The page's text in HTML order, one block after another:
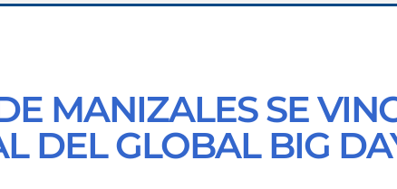
MANIZALES SE
DEL GLOBAL BIG